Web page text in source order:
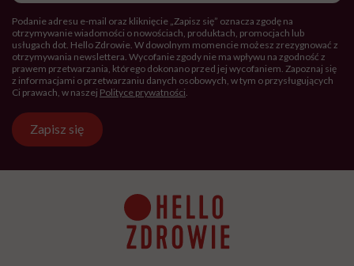
Podanie adresu e-mail oraz kliknięcie „Zapisz się” oznacza zgodę na
otrzymywanie wiadomości o nowościach, produktach, promocjach lub
usługach dot. Hello Zdrowie. W dowolnym momencie możesz zrezygnować z
otrzymywania newslettera. Wycofanie zgody nie ma wpływu na zgodność z
prawem przetwarzania, którego dokonano przed jej wycofaniem. Zapoznaj się
z informacjami o przetwarzaniu danych osobowych, w tym o przysługujących
Ci prawach, w naszej Polityce prywatności
Zapisz się